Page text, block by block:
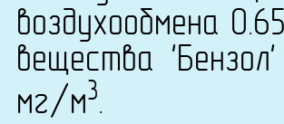
воздухообмена
вещества
мг/м3.